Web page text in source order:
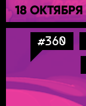
18 ОКТЯБРЯ
#360